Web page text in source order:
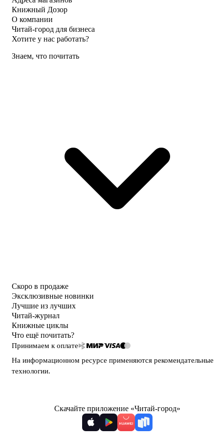
Книжный Дозор
О компании
Читай-город для бизнеса
Хотите у нас работать?
Знаем, что почитать
Скоро в продаже
Эксклюзивные новинки
Лучшие из лучших
Читай-журнал
Книжные циклы
Что ещё почитать?
Принимаем к оплате
На информационном ресурсе применяются рекомендательные
технологии.
Скачайте приложение «Читай-город»